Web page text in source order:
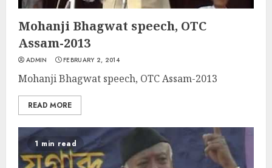
Mohanji Bhagwat speech, OTC
Assam-2013
ADMIN FEBRUARY 2, 2014
Mohanji Bhagwat speech, OTC Assam-2013
READ MORE
1 min read